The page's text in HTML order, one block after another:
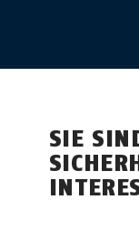
SIE